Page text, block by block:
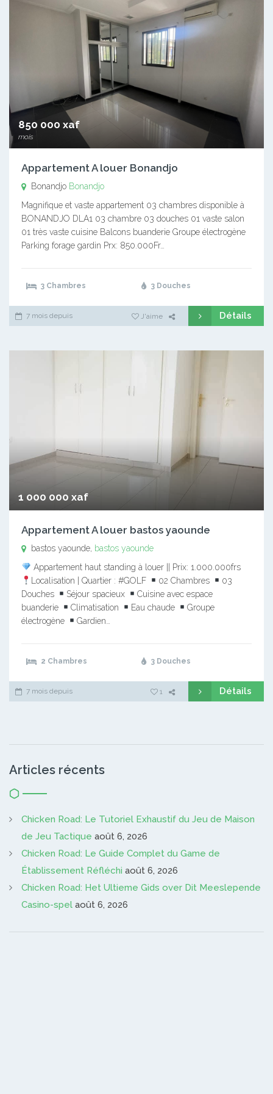
850 000 xaf
mois
Appartement A louer Bonandjo
Bonandjo Bonandjo
Magnifique et vaste appartement 03 chambres disponible à
BONANDJO DLA1 03 chambre 03 douches 01 vaste salon
01 très vaste cuisine Balcons buanderie Groupe électrogène
Parking forage gardin Prx: 850.000Fr…
3 Chambres 3 Douches
7 mois depuis J'aime Détails
1 000 000 xaf
Appartement A louer bastos yaounde
bastos yaounde, bastos yaounde
Appartement haut standing à louer || Prix: 1.000.000frs
Localisation | Quartier : #GOLF
02 Chambres
03
Douches
Séjour spacieux
Cuisine avec espace
buanderie
Climatisation Eau chaude
Groupe
électrogène
Gardien…
2 Chambres 3 Douches
7 mois depuis 1 Détails
Articles récents
Chicken Road: Le Tutoriel Exhaustif du Jeu de Maison
de Jeu Tactique août 6, 2026
Chicken Road: Le Guide Complet du Game de
Établissement Réfléchi août 6, 2026
Chicken Road: Het Ultieme Gids over Dit Meeslepende
Casino-spel août 6, 2026